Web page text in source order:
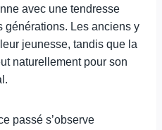
avec une tendresse
générations. Les anciens y
jeunesse, tandis que la
naturellement pour son
passé s’observe